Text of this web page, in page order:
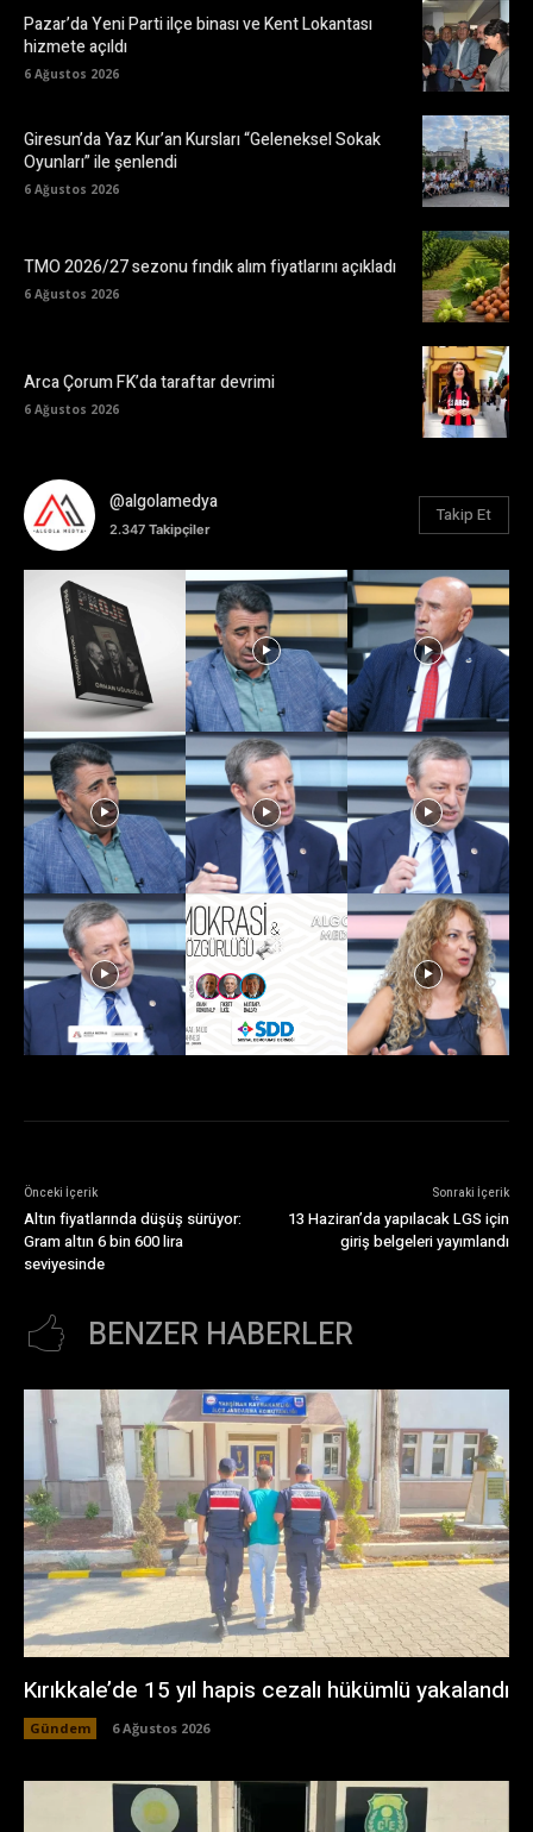
Pazar’da Yeni Parti ilçe binası ve Kent Lokantası
hizmete açıldı
6 Ağustos 2026
Giresun’da Yaz Kur’an Kursları “Geleneksel Sokak
Oyunları” ile şenlendi
6 Ağustos 2026
TMO 2026/27 sezonu fındık alım fiyatlarını açıkladı
6 Ağustos 2026
Arca Çorum FK’da taraftar devrimi
6 Ağustos 2026
@algolamedya
2.347 Takipçiler
Takip Et
Önceki İçerik
Altın fiyatlarında düşüş sürüyor:
Gram altın 6 bin 600 lira
seviyesinde
Sonraki İçerik
13 Haziran’da yapılacak LGS için
giriş belgeleri yayımlandı
BENZER HABERLER
Kırıkkale’de 15 yıl hapis cezalı hükümlü yakalandı
Gündem 6 Ağustos 2026